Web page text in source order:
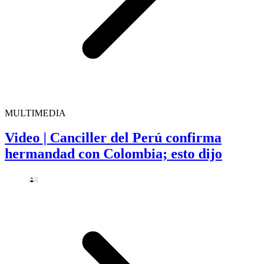
MULTIMEDIA
Video | Canciller del Perú confirma
hermandad con Colombia; esto dijo